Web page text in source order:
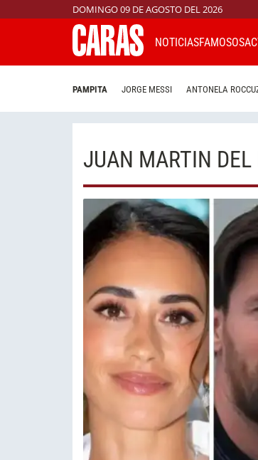
DOMINGO 09 DE AGOSTO DEL 2026
NOTICIASFAMOSOS
PAMPITA JORGE MESSI ANTONELA
JUAN MARTIN DEL